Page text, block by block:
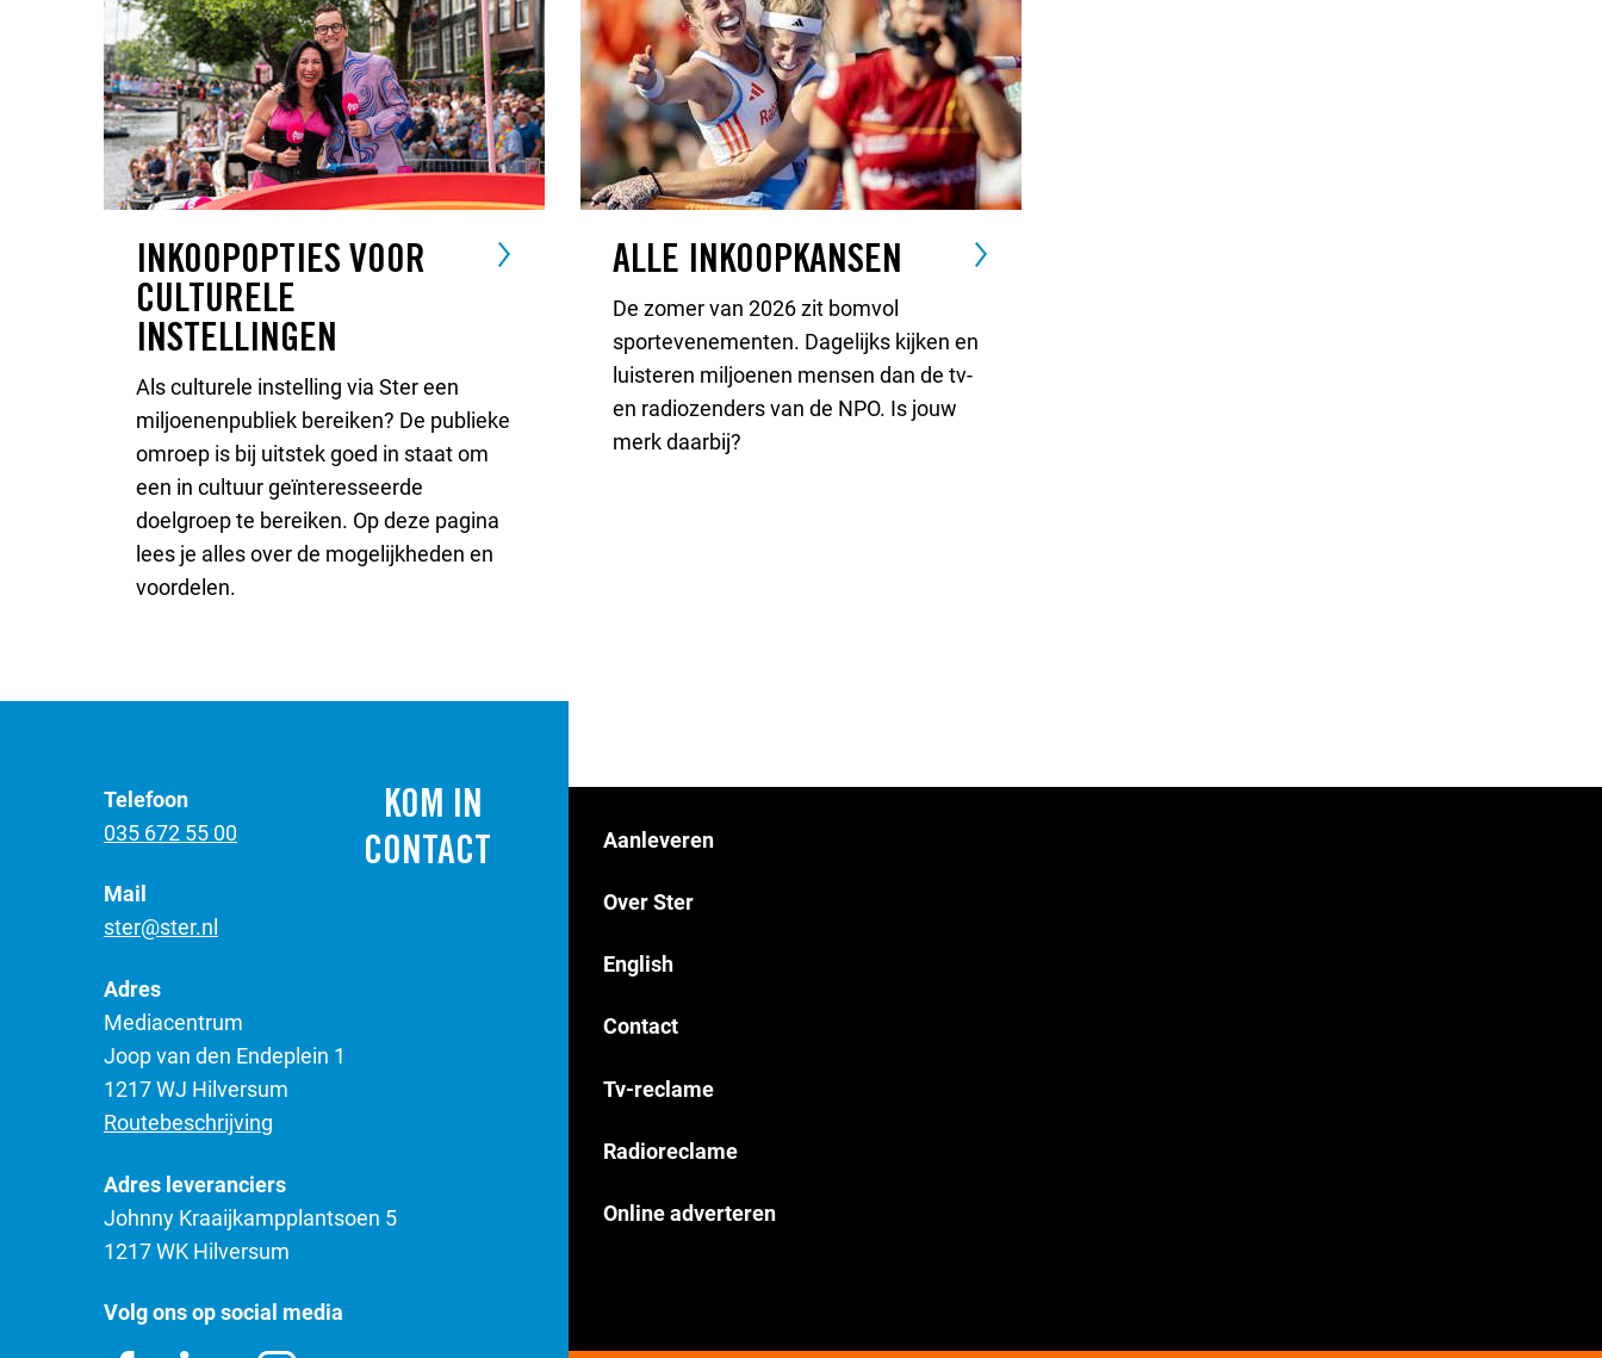
INKOOPOPTIES VOOR
CULTURELE
INSTELLINGEN
Als culturele instelling via Ster een
miljoenenpubliek bereiken? De publieke
omroep is bij uitstek goed in staat om
een in cultuur geïnteresseerde
doelgroep te bereiken. Op deze pagina
lees je alles over de mogelijkheden en
voordelen.
ALLE INKOOPKANSEN
De zomer van 2026 zit bomvol
sportevenementen. Dagelijks kijken en
luisteren miljoenen mensen dan de tv-
en radiozenders van de NPO. Is jouw
merk daarbij?
KOM IN
CONTACT
Telefoon
035 672 55 00
Mail
ster@ster.nl
Adres
Mediacentrum
Joop van den Endeplein 1
1217 WJ Hilversum
Routebeschrijving
Adres leveranciers
Johnny Kraaijkampplantsoen 5
1217 WK Hilversum
Volg ons op social media
Aanleveren
Over Ster
English
Contact
Tv-reclame
Radioreclame
Online adverteren